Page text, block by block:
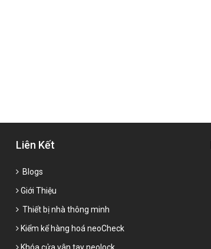
Liên Kết
Blogs
Giới Thiệu
Thiết bị nhà thông minh
Kiểm kể hàng hoá neoCheck